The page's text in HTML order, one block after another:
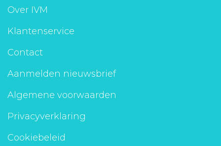
Over IVM
Klantenservice
Contact
Aanmelden nieuwsbrief
Algemene voorwaarden
Privacyverklaring
Cookiebeleid